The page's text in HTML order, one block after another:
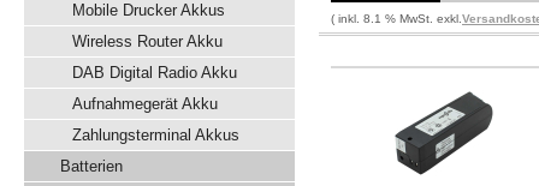
Mobile Drucker Akkus
Wireless Router Akku
DAB Digital Radio Akku
Aufnahmegerät Akku
Zahlungsterminal Akkus
Batterien
( inkl. 8.1 % MwSt. exkl.